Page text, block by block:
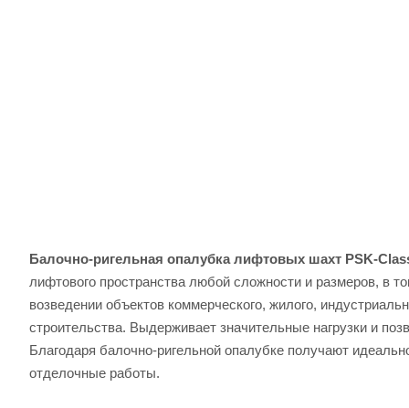
Балочно-ригельная опалубка лифтовых шахт PSK-
лифтового пространства любой сложности и размеров, в
возведении объектов коммерческого, жилого,
строительства. Выдерживает значительные нагрузки и
Благодаря балочно-ригельной опалубке получают
отделочные работы.